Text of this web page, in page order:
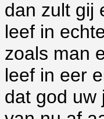
dan zult gij
leef in
zoals man
leef in eer
dat god uw